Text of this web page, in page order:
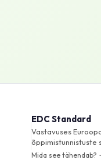
EDC Standard
Vastavuses
õppimistunnistuste
Mida see tähendab?